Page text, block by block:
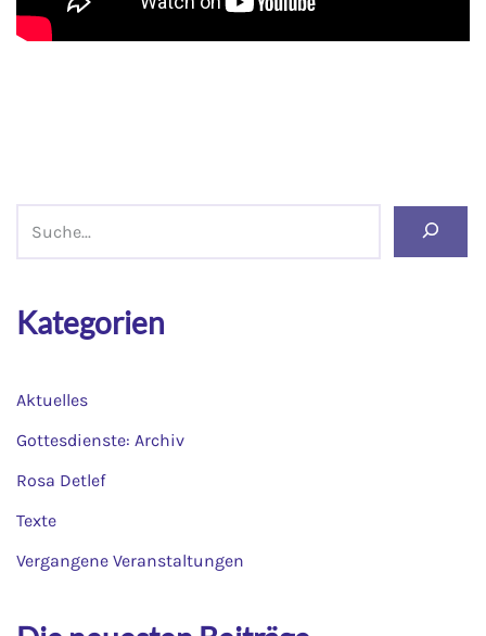
Kategorien
Aktuelles
Gottesdienste: Archiv
Rosa Detlef
Texte
Vergangene Veranstaltungen